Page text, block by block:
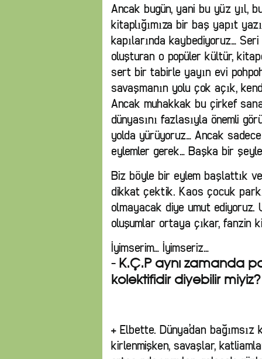
Ancak bugün, yani bu yüz yıl,
kitaplığımıza bir baş yapıt
kapılarında kaybediyoruz…
oluşturan o popüler kültür,
sert bir tabirle yayın evi
savaşmanın yolu çok açık,
Ancak muhakkak bu çirkef
dünyasını fazlasıyla önemli
yolda yürüyoruz… Ancak
eylemler gerek… Başka bir
Biz böyle bir eylem başlattık
dikkat çektik. Kaos çocuk
olmayacak diye umut ediyoruz.
oluşumlar ortaya çıkar, fanzin
İyimserim… İyimseriz…
- K.Ç.P aynı zamanda
kolektifidir diyebilir miyiz?
+ Elbette. Dünya’dan
kirlenmişken, savaşlar,